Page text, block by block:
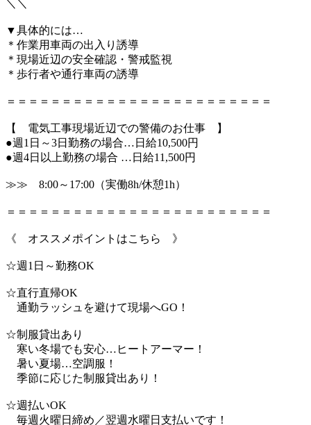
＼＼
▼具体的には…
＊作業用車両の出入り誘導
＊現場近辺の安全確認・警戒監視
＊歩行者や通行車両の誘導
＝＝＝＝＝＝＝＝＝＝＝＝＝＝＝＝＝＝＝＝＝＝＝＝
【 電気工事現場近辺での警備のお仕事 】
●週1日～3日勤務の場合…日給10,500円
●週4日以上勤務の場合 …日給11,500円
≫≫ 8:00～17:00（実働8h/休憩1h）
＝＝＝＝＝＝＝＝＝＝＝＝＝＝＝＝＝＝＝＝＝＝＝＝
《 オススメポイントはこちら 》
☆週1日～勤務OK
☆直行直帰OK
通勤ラッシュを避けて現場へGO！
☆制服貸出あり
寒い冬場でも安心…ヒートアーマー！
暑い夏場…空調服！
季節に応じた制服貸出あり！
☆週払いOK
毎週火曜日締め／翌週水曜日支払いです！